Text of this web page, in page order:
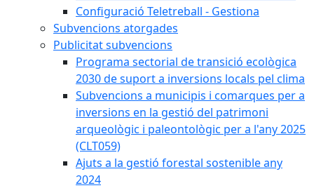
Configuració Teletreball - Gestiona
Subvencions atorgades
Publicitat subvencions
Programa sectorial de transició ecològica
2030 de suport a inversions locals pel clima
Subvencions a municipis i comarques per a
inversions en la gestió del patrimoni
arqueològic i paleontològic per a l'any 2025
(CLT059)
Ajuts a la gestió forestal sostenible any
2024